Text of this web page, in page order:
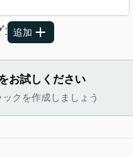
: 追加
お試しください
クを作成しましょう